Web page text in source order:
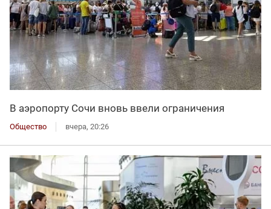
В аэропорту Сочи вновь ввели ограничения
Общество вчера, 20:26